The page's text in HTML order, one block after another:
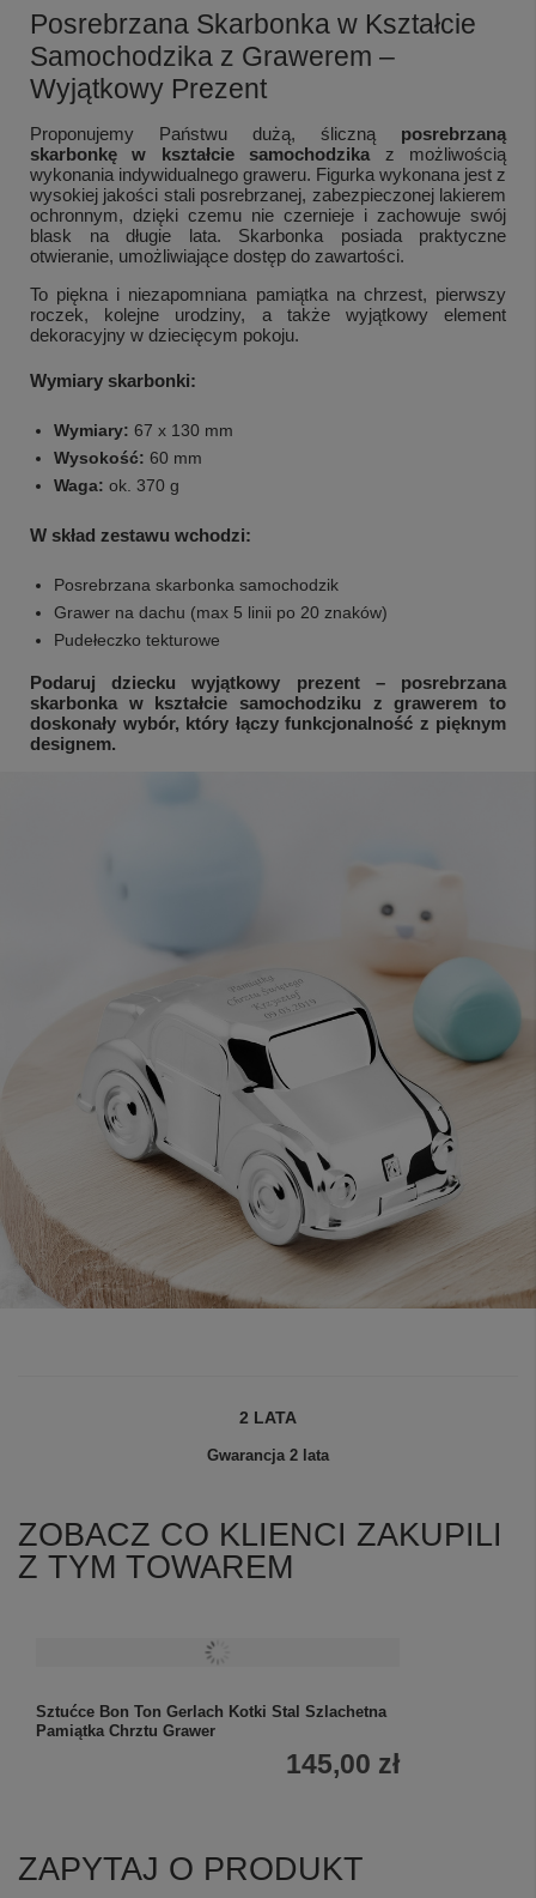
Posrebrzana Skarbonka w Kształcie
Samochodzika z Grawerem –
Wyjątkowy Prezent
Proponujemy Państwu dużą, śliczną posrebrzaną
skarbonkę w kształcie samochodzika z możliwością
wykonania indywidualnego graweru. Figurka wykonana jest z
wysokiej jakości stali posrebrzanej, zabezpieczonej lakierem
ochronnym, dzięki czemu nie czernieje i zachowuje swój
blask na długie lata. Skarbonka posiada praktyczne
otwieranie, umożliwiające dostęp do zawartości.
To piękna i niezapomniana pamiątka na chrzest, pierwszy
roczek, kolejne urodziny, a także wyjątkowy element
dekoracyjny w dziecięcym pokoju.
Wymiary skarbonki:
Wymiary: 67 x 130 mm
Wysokość: 60 mm
Waga: ok. 370 g
W skład zestawu wchodzi:
Posrebrzana skarbonka samochodzik
Grawer na dachu (max 5 linii po 20 znaków)
Pudełeczko tekturowe
Podaruj dziecku wyjątkowy prezent – posrebrzana
skarbonka w kształcie samochodziku z grawerem to
doskonały wybór, który łączy funkcjonalność z pięknym
designem.
2 LATA
Gwarancja 2 lata
ZOBACZ CO KLIENCI ZAKUPILI
Z TYM TOWAREM
Sztućce Bon Ton Gerlach Kotki Stal Szlachetna
Pamiątka Chrztu Grawer
145,00 zł
ZAPYTAJ O PRODUKT